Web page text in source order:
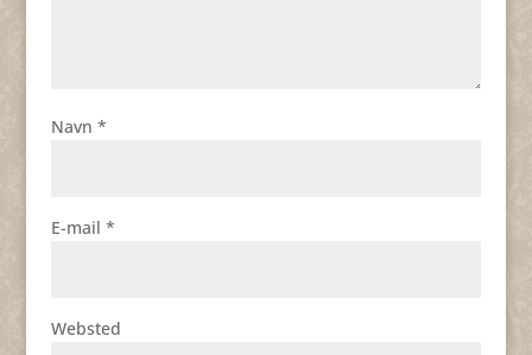
Navn *
E-mail *
Websted